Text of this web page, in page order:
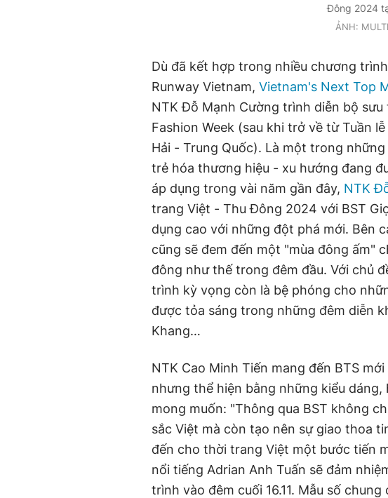
Đông 2024
ẢNH:
Dù đã kết hợp trong nhiều chương
Runway Vietnam, Vietnam's Next Top
NTK Đỗ Mạnh Cường trình diễn bộ
Fashion Week (sau khi trở về từ Tuần
Hải - Trung Quốc). Là một trong
trẻ hóa thương hiệu - xu hướng đang
áp dụng trong vài năm gần đây, NTK
trang Việt - Thu Đông 2024 với BST
dụng cao với những đột phá mới. Bên
cũng sẽ đem đến một "mùa đông ấm"
đông như thế trong đêm đầu. Với chủ
trình kỳ vọng còn là bệ phóng cho
được tỏa sáng trong những đêm diễn
Khang…
NTK Cao Minh Tiến mang đến BTS
nhưng thể hiện bằng những kiểu
mong muốn: "Thông qua BST không
sắc Việt mà còn tạo nên sự giao thoa
đến cho thời trang Việt một bước tiến
nổi tiếng Adrian Anh Tuấn sẽ đảm
trình vào đêm cuối 16.11. Mẫu số